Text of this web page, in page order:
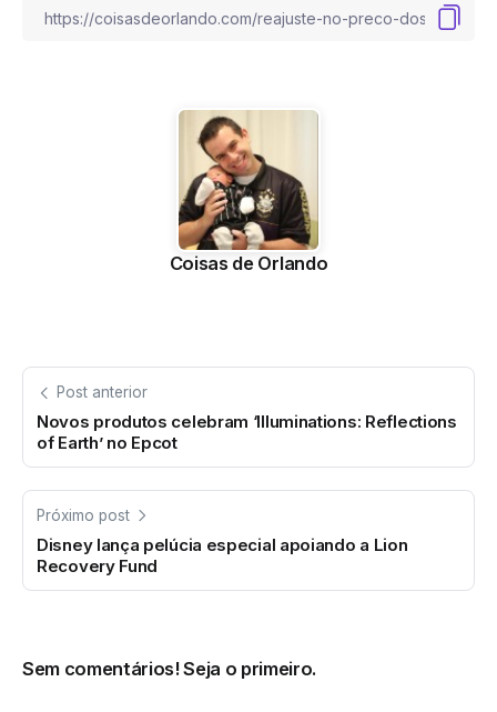
Coisas de Orlando
Post anterior
Novos produtos celebram ‘Illuminations: Reflections
of Earth’ no Epcot
Próximo post
Disney lança pelúcia especial apoiando a Lion
Recovery Fund
Sem comentários! Seja o primeiro.